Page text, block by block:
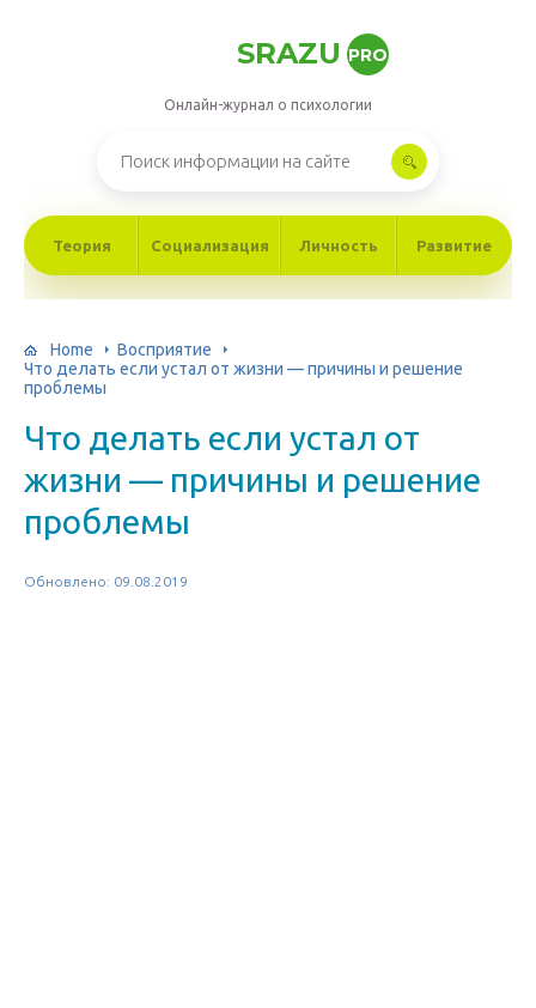
SRAZU PRO
Онлайн-журнал о психологии
Теория Социализация Личность Развитие
Home
Восприятие
Что делать если устал от жизни — причины и решение
проблемы
Что делать если устал от
жизни — причины и решение
проблемы
Обновлено: 09.08.2019